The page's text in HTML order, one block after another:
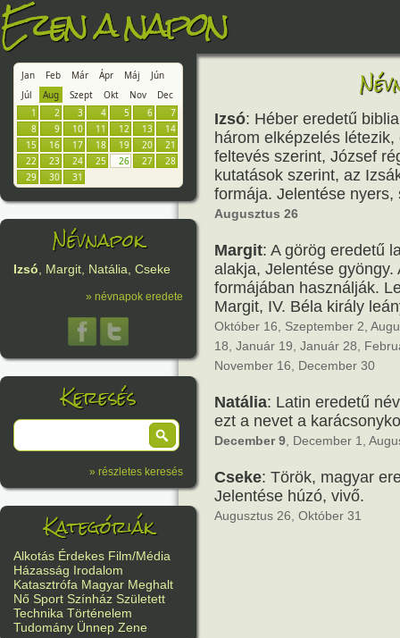
Ezen a napon
Jan Feb Már Ápr Máj
Jún
Júl
Aug Szept Okt Nov
Dec
1
2 3 4 5 6
7
8
9 10 11 12 13
14
15
16 17 18 19 20
21
22
23 24 25 26 27
28
29
30 31
Névnapok
Izsó, Margit, Natália, Cseke
» névnapok eredete
Keresés
» részletes keresés
Kategóriák
Alkotás Érdekes Film/Média
Házasság Irodalom
Katasztrófa Magyar Meghalt
Nő Sport Színház Született
Technika Történelem
Tudomány Ünnep Zene
Izsó: Héber eredetű
három elképzelés
feltevés szerint, József
kutatások szerint, az
formája. Jelentése nyers,
Augusztus 26
Margit: A görög eredetű
alakja, Jelentése
formájában használják.
Margit, IV. Béla király
Október 16, Szeptember 2,
18, Január 19, Január 28,
November 16, December 30
Natália: Latin eredetű
ezt a nevet a
December 9 , December 1,
Cseke: Török, magyar
Jelentése húzó, vivő.
Augusztus 26, Október 31